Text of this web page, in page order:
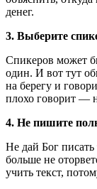
денег.
3. Выберите
Спикеров может
один. И вот тут
на берегу и
плохо говорит —
4. Не пишите
Не дай Бог
больше не
учить текст,